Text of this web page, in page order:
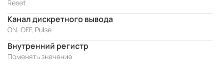
Reset
Канал дискретного вывода
ON, OFF, Pulse
Внутренний регистр
Поменять значение